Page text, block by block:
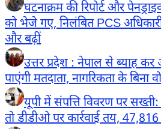
घटनाक्रम की रिपोर्ट और
को भेजे गए, निलंबित PCS
और बढ़ीं
उत्तर प्रदेश : नेपाल से ब्याह
पाएंगी मतदाता, नागरिकता के बिना
यूपी में संपत्ति विवरण पर सख्ती:
तो डीडीओ पर कार्रवाई तय,